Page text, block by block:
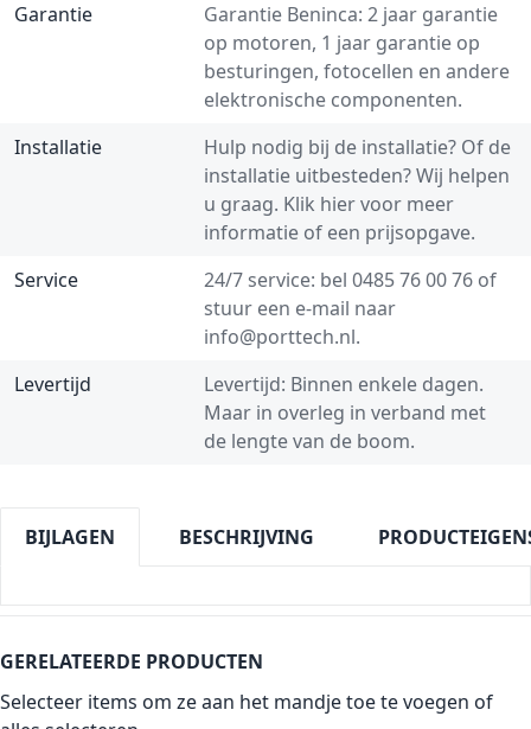
Garantie
Garantie Beninca: 2 jaar garantie
op motoren, 1 jaar garantie op
besturingen, fotocellen en andere
elektronische componenten.
Installatie
Hulp nodig bij de installatie? Of de
installatie uitbesteden? Wij helpen
u graag. Klik hier voor meer
informatie of een prijsopgave.
Service
24/7 service: bel 0485 76 00 76 of
stuur een e-mail naar
info@porttech.nl.
Levertijd
Levertijd: Binnen enkele dagen.
Maar in overleg in verband met
de lengte van de boom.
BIJLAGEN BESCHRIJVING
GERELATEERDE PRODUCTEN
Selecteer items om ze aan het mandje toe te voegen of